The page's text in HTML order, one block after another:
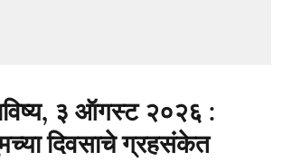
३ ऑगस्ट २०२६ :
दिवसाचे ग्रहसंकेत